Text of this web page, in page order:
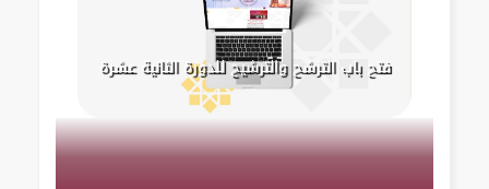
فتح باب الترشح والترشيح للدورة الثانية عشرة